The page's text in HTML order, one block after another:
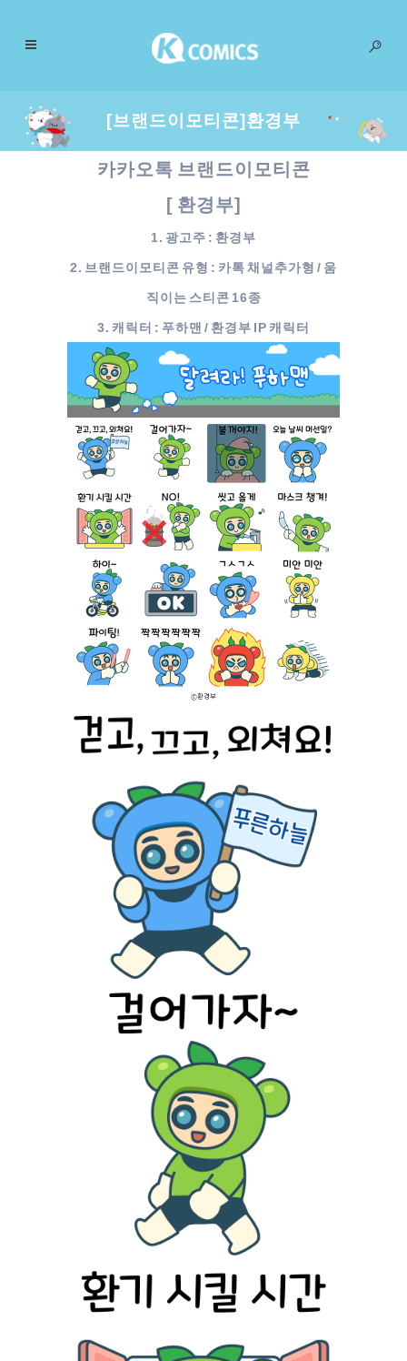
[브랜드이모티콘]환경부
카카오톡 브랜드이모티콘
[ 환경부]
1. 광고주 : 환경부
2. 브랜드이모티콘 유형 : 카톡 채널추가형 / 움
직이는 스티콘 16종
3. 캐릭터 : 푸하맨 / 환경부 IP 캐릭터